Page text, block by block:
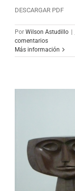
DESCARGAR PDF
Por Wilson Astudillo
comentarios
Más información